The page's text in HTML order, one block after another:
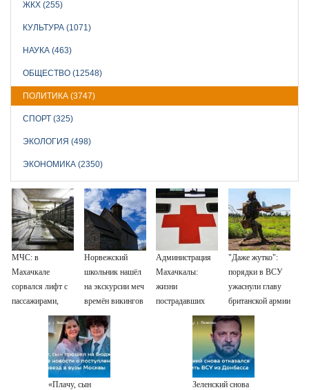
ЖКХ (255)
КУЛЬТУРА (1071)
НАУКА (463)
ОБЩЕСТВО (12548)
ПОЛИТИКА (3747)
СПОРТ (325)
ЭКОЛОГИЯ (498)
ЭКОНОМИКА (2350)
МЧС: в
Махачкале
сорвался лифт с
пассажирами,
пострадали
четыре человека
Норвежский
школьник нашёл
на экскурсии меч
времён викингов
Администрация
Махачкалы:
жизни
пострадавших
при падении
лифта ничто не
"Даже жутко":
порядки в ВСУ
ужаснули главу
британской армии
«Плачу, сын
Зеленский снова